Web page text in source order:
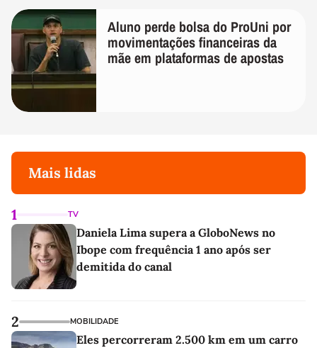
Aluno perde bolsa do ProUni por
movimentações financeiras da
mãe em plataformas de apostas
Mais lidas
1 TV
Daniela Lima supera a GloboNews no
Ibope com frequência 1 ano após ser
demitida do canal
2 MOBILIDADE
Eles percorreram 2.500 km em um carro